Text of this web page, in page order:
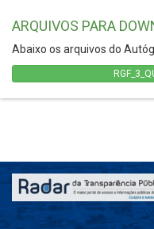
ARQUIVOS PARA
Abaixo os arquivos do